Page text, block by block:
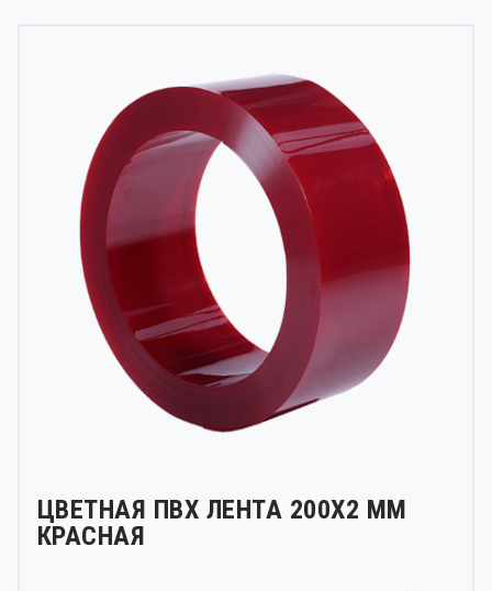
ЦВЕТНАЯ ПВХ ЛЕНТА 200Х2 ММ
КРАСНАЯ